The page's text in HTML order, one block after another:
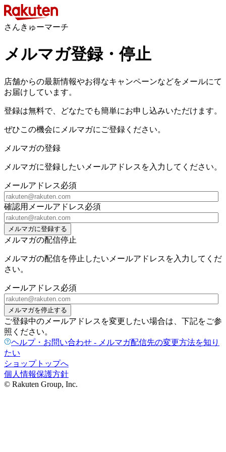
さんきゅーマーチ
メルマガ登録・停止
店舗からの最新情報やお得なキャンペーンなどをメールにて
お届けしています。
登録は無料で、どなたでも簡単にお申し込みいただけます。
ぜひこの機会にメルマガにご登録ください。
メルマガの登録
メルマガに登録したいメールアドレスを入力してください。
メールアドレス必須
確認用メールアドレス必須
メルマガに登録する
メルマガの配信停止
メルマガの配信を停止したいメールアドレスを入力してくだ
さい。
メールアドレス必須
メルマガを停止する
ご登録中のメールアドレスを変更したい場合は、下記をご参
照ください。
ヘルプ・お問い合わせ - メルマガ配信先の変更方法を知り
たい
ショップトップへ
個人情報保護方針
© Rakuten Group, Inc.